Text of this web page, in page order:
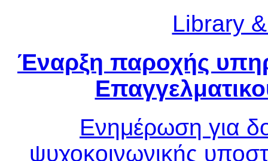
Library
Έναρξη παροχής
Ενημέρωση για
ψυχοκοινωνικής